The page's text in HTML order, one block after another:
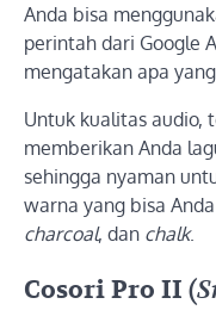
Anda bisa
perintah dari Google
mengatakan apa
Untuk kualitas audio,
memberikan Anda
sehingga nyaman
warna yang bisa
charcoal, dan chalk.
Cosori Pro II (